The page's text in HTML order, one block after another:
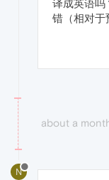
译成英语吗
错（相对于
about a
N